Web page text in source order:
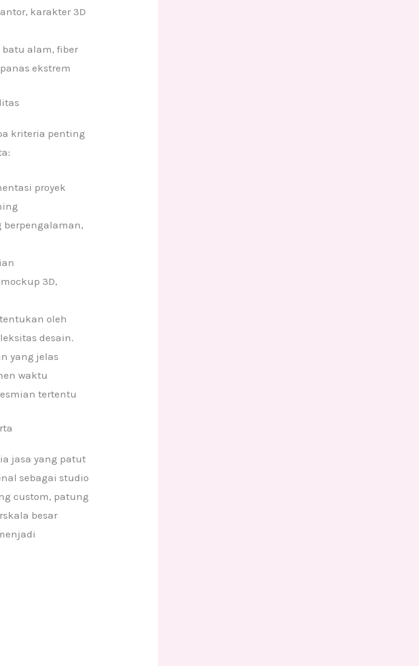
karakter 3D
alam, fiber
ekstrem
kriteria penting
proyek
berpengalaman,
3D,
oleh
desain.
yang jelas
waktu
tertentu
jasa yang patut
sebagai studio
custom, patung
besar